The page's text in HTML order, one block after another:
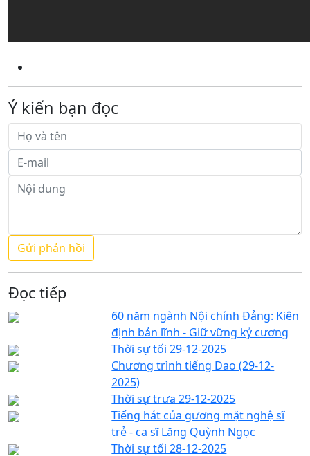
Ý kiến bạn đọc
Đọc tiếp
60 năm ngành Nội chính Đảng: Kiên
định bản lĩnh - Giữ vững kỷ cương
Thời sự tối 29-12-2025
Chương trình tiếng Dao (29-12-
2025)
Thời sự trưa 29-12-2025
Tiếng hát của gương mặt nghệ sĩ
trẻ - ca sĩ Lăng Quỳnh Ngọc
Thời sự tối 28-12-2025